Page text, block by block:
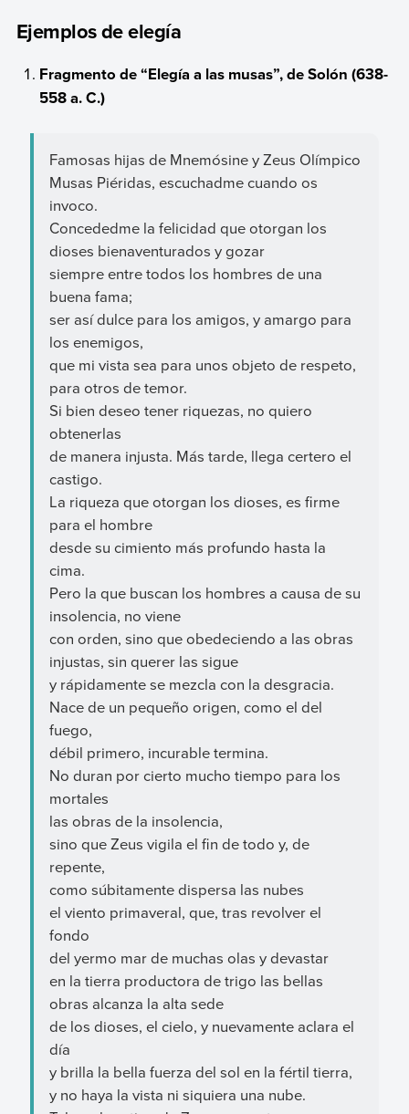
Ejemplos de elegía
Fragmento de “Elegía a las musas”, de Solón (638-
558 a. C.)
Famosas hijas de Mnemósine y Zeus Olímpico
Musas Piéridas, escuchadme cuando os
invoco.
Concededme la felicidad que otorgan los
dioses bienaventurados y gozar
siempre entre todos los hombres de una
buena fama;
ser así dulce para los amigos, y amargo para
los enemigos,
que mi vista sea para unos objeto de respeto,
para otros de temor.
Si bien deseo tener riquezas, no quiero
obtenerlas
de manera injusta. Más tarde, llega certero el
castigo.
La riqueza que otorgan los dioses, es firme
para el hombre
desde su cimiento más profundo hasta la
cima.
Pero la que buscan los hombres a causa de su
insolencia, no viene
con orden, sino que obedeciendo a las obras
injustas, sin querer las sigue
y rápidamente se mezcla con la desgracia.
Nace de un pequeño origen, como el del
fuego,
débil primero, incurable termina.
No duran por cierto mucho tiempo para los
mortales
las obras de la insolencia,
sino que Zeus vigila el fin de todo y, de
repente,
como súbitamente dispersa las nubes
el viento primaveral, que, tras revolver el
fondo
del yermo mar de muchas olas y devastar
en la tierra productora de trigo las bellas
obras alcanza la alta sede
de los dioses, el cielo, y nuevamente aclara el
día
y brilla la bella fuerza del sol en la fértil tierra,
y no haya la vista ni siquiera una nube.